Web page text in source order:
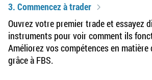
3. Commencez à trader
Ouvrez votre premier trade et essayez
instruments pour voir comment ils
Améliorez vos compétences en matière
grâce à FBS.